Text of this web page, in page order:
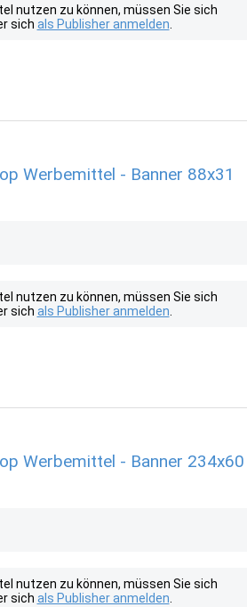
nutzen zu können, müssen Sie sich
sich als Publisher anmelden
Werbemittel - Banner 88x31
nutzen zu können, müssen Sie sich
sich als Publisher anmelden
Werbemittel - Banner 234x60
nutzen zu können, müssen Sie sich
sich als Publisher anmelden